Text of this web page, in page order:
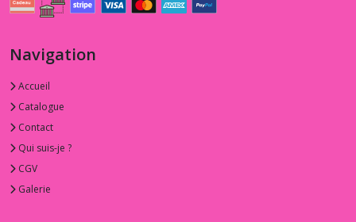
Navigation
Accueil
Catalogue
Contact
Qui suis-je ?
CGV
Galerie